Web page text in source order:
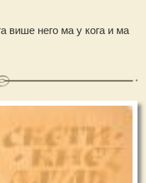
више него ма у кога и ма